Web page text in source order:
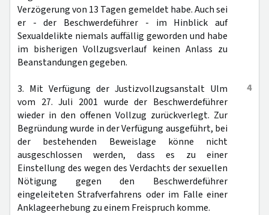
Verzögerung von 13 Tagen gemeldet habe. Auch sei
er - der Beschwerdeführer - im Hinblick auf
Sexualdelikte niemals auffällig geworden und habe
im bisherigen Vollzugsverlauf keinen Anlass zu
Beanstandungen gegeben.
4
3. Mit Verfügung der Justizvollzugsanstalt Ulm
vom 27. Juli 2001 wurde der Beschwerdeführer
wieder in den offenen Vollzug zurückverlegt. Zur
Begründung wurde in der Verfügung ausgeführt, bei
der bestehenden Beweislage könne nicht
ausgeschlossen werden, dass es zu einer
Einstellung des wegen des Verdachts der sexuellen
Nötigung gegen den Beschwerdeführer
eingeleiteten Strafverfahrens oder im Falle einer
Anklageerhebung zu einem Freispruch komme.